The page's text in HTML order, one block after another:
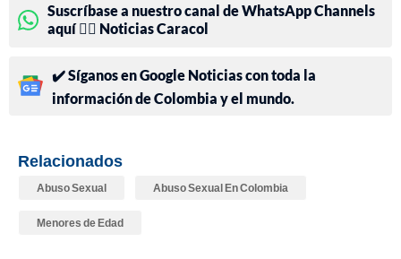
Suscríbase a nuestro canal de WhatsApp Channels
aquí 👉🏻 Noticias Caracol
✔️ Síganos en Google Noticias con toda la
información de Colombia y el mundo.
Relacionados
Abuso Sexual Abuso Sexual En Colombia
Menores de Edad